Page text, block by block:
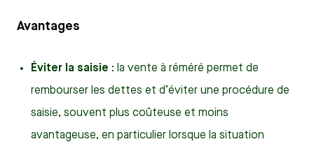
Avantages
Éviter la saisie : la vente à réméré permet de
rembourser les dettes et d’éviter une procédure de
saisie, souvent plus coûteuse et moins
avantageuse, en particulier lorsque la situation